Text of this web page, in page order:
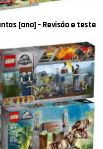
[ano] – Revisão e teste